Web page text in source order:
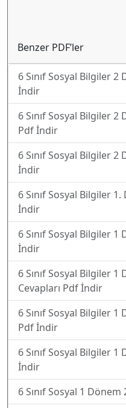
Benzer PDF’ler
6 Sınıf Sosyal Bilgiler 2
İndir
6 Sınıf Sosyal Bilgiler 2
Pdf İndir
6 Sınıf Sosyal Bilgiler 2
İndir
6 Sınıf Sosyal Bilgiler
İndir
6 Sınıf Sosyal Bilgiler 1
İndir
6 Sınıf Sosyal Bilgiler 1
Cevapları Pdf İndir
6 Sınıf Sosyal Bilgiler 1
Pdf İndir
6 Sınıf Sosyal Bilgiler 1
İndir
6 Sınıf Sosyal 1 Dönem